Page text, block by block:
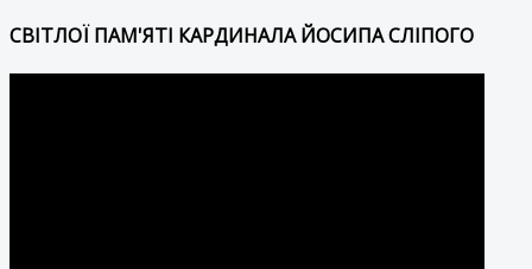
СВІТЛОЇ ПАМ'ЯТІ КАРДИНАЛА ЙОСИПА СЛІПОГО